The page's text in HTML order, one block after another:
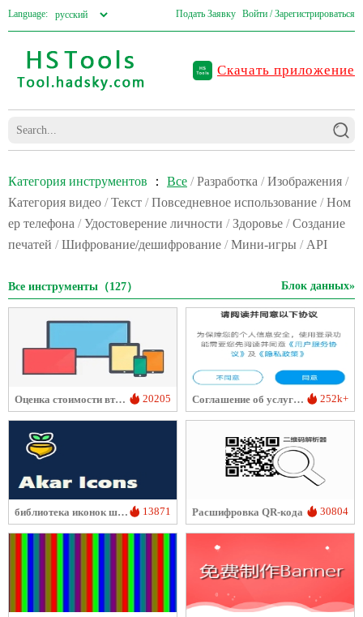
Language: Подать Заявку Войти / Зарегистрироваться
Скачать приложение
Категория инструментов ： Все / Разработка / Изображения /
Категория видео / Текст / Повседневное использование / Ном
ер телефона / Удостоверение личности / Здоровье / Создание
печатей / Шифрование/дешифрование / Мини-игры / API
Все инструменты（127） Блок данных»
Оценка стоимости вторичных компьютеров/мобильных телефонов 20205 Соглашение об услугах для пользователя и Политика конфиденциальности 252k+
библиотека иконок шрифта Akar-Icons 13871 Расшифровка QR-кода 30804